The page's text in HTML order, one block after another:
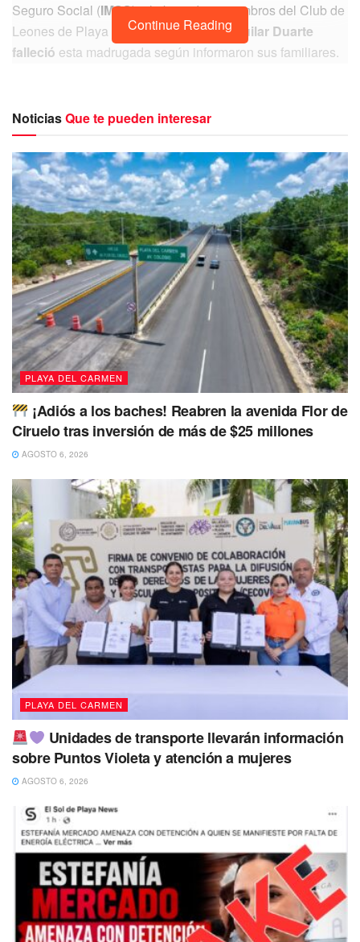
Seguro Social (IMSS), el abogado y miembros del Club de
Leones de Playa del Carmen,Javier Aguilar Duarte
falleció esta madrugada según informaron sus familiares.
velatorio.
Javier Aguilar Duarte fue conocido por ser el director
general de Radio El Playense. También se le recuerda
como dirigente del Club de Leones de Playa del Carmen.
El abogado de profesión y periodista también se
desempeñó al frente de organismos como el Movimiento
Nacional de la Segunda Edad, que lucha para que las
personas entre 45 y 64 años de edad sigan teniendo
opciones laborales.
#PuertoAventurasdebería de contar con su
propio presupuesto
https://t.co/AkDyL8ccRZ
— playaaldia (@playaaldia)
August 12, 2020
La gente de Playa del Carmen le recuerda por su apoyo a
diversas causas sociales. Y aunque siempre le tendió la
mano a mucha gente a lo largo de su vida y durante los
muchos años que vivió en Playa del Carmen, por
desgracia en sus últimos momentos ya no contó con
recursos para poder recuperarse del Covid-19, tal como lo
expresó en una de sus últimas publicaciones en redes
sociales.
En el post en Facebook decía que se sentía solo y
lamentaba no tener ni para comprar o rentar un tanque de
oxígeno. Pese a ello recibió muchas muestras de apoyo de
la gente en dicha publicación.
Descanse en paz Javier Aguilar Duarte, importante
personaje de Playa del Carmen en los últimos años, quien
apoyó diversas causas sociales y hoy por desgracia,
muere a causa del COVID-19.
Continue Reading
Javier Duarte
Periodismo
NoticiasQue te pueden interesar
PLAYA DEL CARMEN
¡Adiós a los baches! Reabren la avenida Flor de
Ciruelo tras inversión de más de $25 millones
AGOSTO 6, 2026
PLAYA DEL CARMEN
Unidades de transporte llevarán información
sobre Puntos Violeta y atención a mujeres
AGOSTO 6, 2026